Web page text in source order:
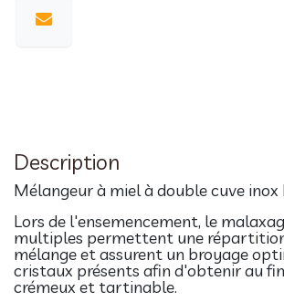
Description
Mélangeur à miel à double cuve inox
Lors de l'ensemencement, le
multiples permettent une
mélange et assurent un broyage
cristaux présents afin d'obtenir au
crémeux et tartinable.